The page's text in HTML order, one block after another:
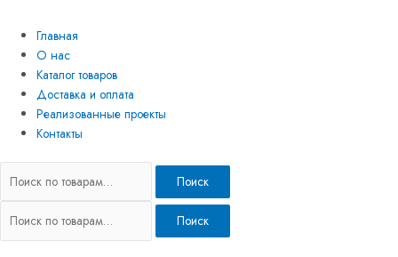
Главная
О нас
Каталог товаров
Доставка и оплата
Реализованные проекты
Контакты
Поиск
Поиск